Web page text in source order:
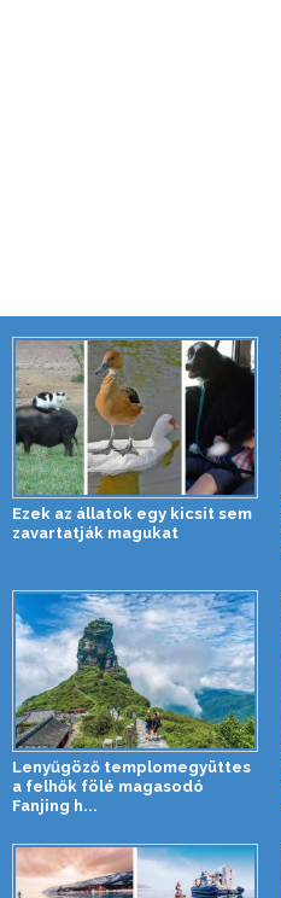
Ezek az állatok egy kicsit sem
zavartatják magukat
Lenyűgöző templomegyüttes
a felhők fölé magasodó
Fanjing h...